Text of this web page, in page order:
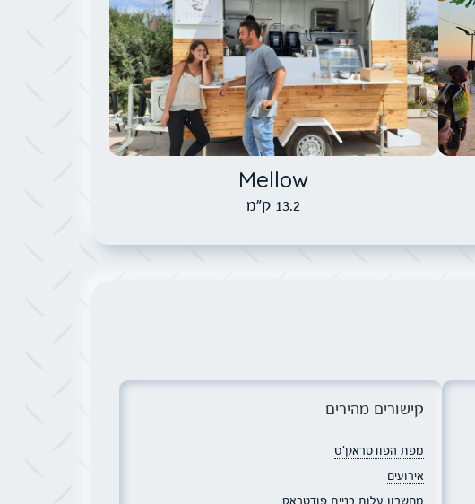
Mellow
13.2 ק"מ
קישורים מהירים
מפת הפודטראק׳ס
אירועים
מחשבון עלות בניית פודטראק